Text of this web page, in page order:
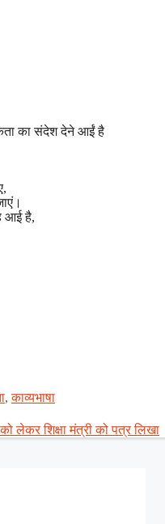
का संदेश देने आईं है
आई है,
,काव्यभाषा
लेकर शिक्षा मंत्री को पत्र लिखा